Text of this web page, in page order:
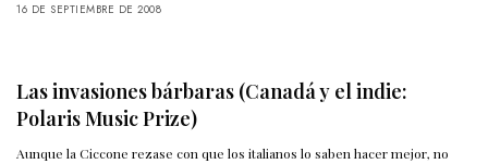
16 DE SEPTIEMBRE DE 2008
Las invasiones bárbaras (Canadá y el indie:
Polaris Music Prize)
Aunque la Ciccone rezase con que los italianos lo saben hacer mejor, no